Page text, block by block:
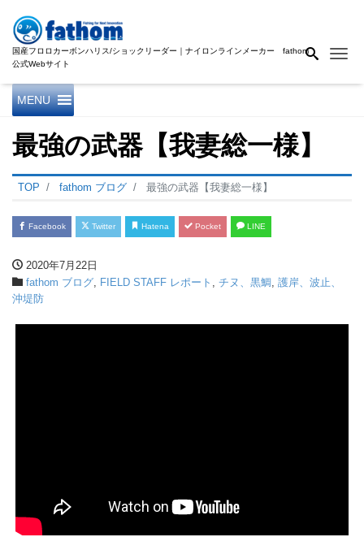
国産フロロカーボンハリス/ショックリーダー｜ナイロンラインメーカー fathom
公式Webサイト
MENU
最強の武器【我妻総一様】
TOP fathom ブログ 最強の武器【我妻総一様】
Facebook Twitter Hatena Pocket LINE
2020年7月22日
fathom ブログ FIELD STAFF レポート チヌ、黒鯛 護岸、波止、
沖堤防